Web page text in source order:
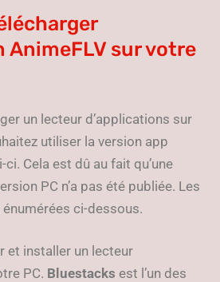
AnimeFLV sur votre
un lecteur d’applications sur
utiliser la version app
ci. Cela est dû au fait qu’une
PC n’a pas été publiée. Les
ci-dessous.
et installer un lecteur
PC. Bluestacks est l’un des